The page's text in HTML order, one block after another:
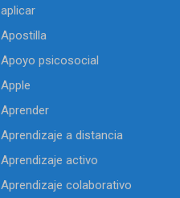
aplicar
Apostilla
Apoyo psicosocial
Apple
Aprender
Aprendizaje a distancia
Aprendizaje activo
Aprendizaje colaborativo